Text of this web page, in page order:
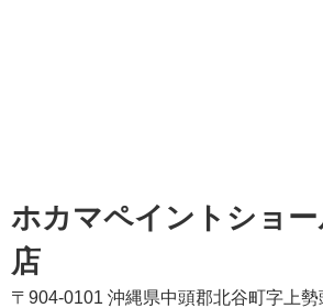
ホカマペイントショ
店
〒904-0101 沖縄県中頭郡北谷町字上勢